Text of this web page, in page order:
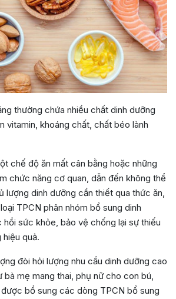
thường chứa nhiều chất dinh dưỡng
vitamin, khoáng chất, chất béo lành
chế độ ăn mất cân bằng hoặc những
chức năng cơ quan, dẫn đến không thể
lượng dinh dưỡng cần thiết qua thức ăn,
TPCN phân nhóm bổ sung dinh
sức khỏe, bảo vệ chống lại sự thiếu
quả.
đòi hỏi lượng nhu cầu dinh dưỡng cao
bà mẹ mang thai, phụ nữ cho con bú,
bổ sung các dòng TPCN bổ sung